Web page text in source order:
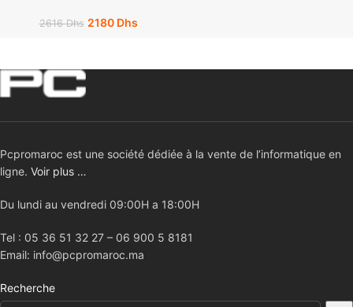
2616Dhs 2180 Dhs
Pcpromaroc est une société dédiée à la vente de l’informatique en
ligne. Voir plus …
Du lundi au vendredi 09:00H a 18:00H
Tel : 05 36 51 32 27 – 06 900 5 8181
Email: info@pcpromaroc.ma
Recherche